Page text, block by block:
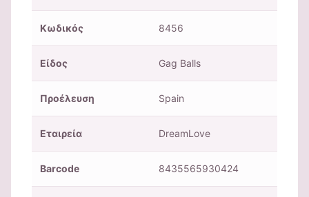
Κωδικός 8456
Είδος Gag Balls
Προέλευση Spain
Εταιρεία DreamLove
Barcode 8435565930424